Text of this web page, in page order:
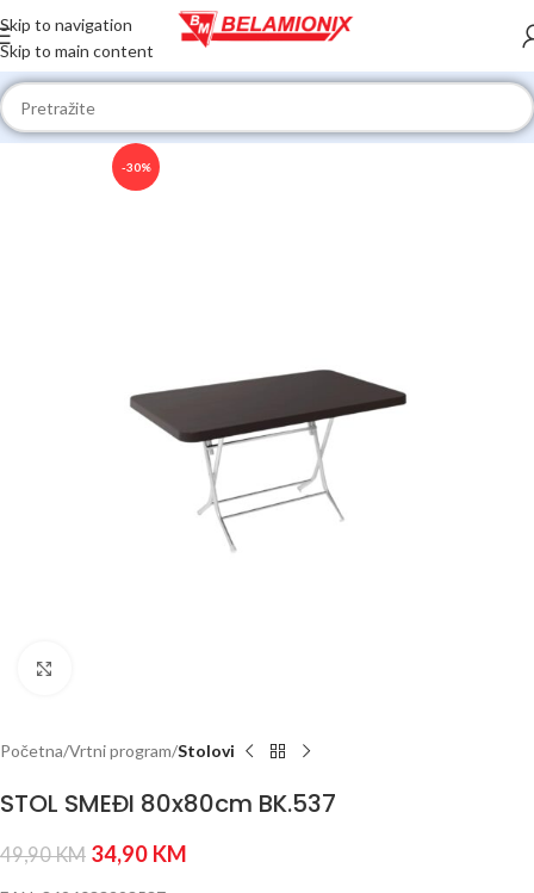
Skip to navigation
Skip to main content
-30%
Početna Vrtni program Stolovi
STOL SMEĐI 80x80cm BK.537
49,90KM 34,90 KM